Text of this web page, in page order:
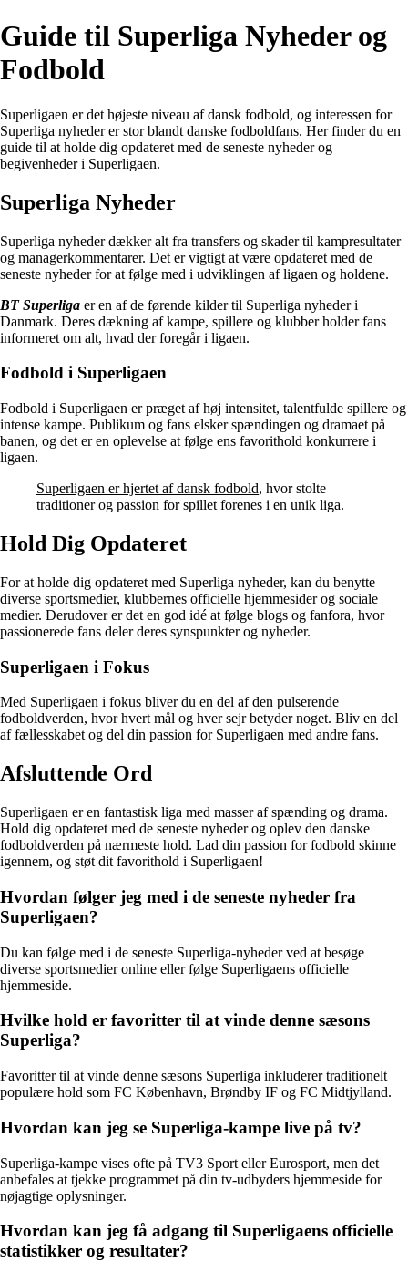
Guide til Superliga Nyheder og
Fodbold
Superligaen er det højeste niveau af dansk fodbold, og interessen for
Superliga nyheder er stor blandt danske fodboldfans. Her finder du en
guide til at holde dig opdateret med de seneste nyheder og
begivenheder i Superligaen.
Superliga Nyheder
Superliga nyheder dækker alt fra transfers og skader til kampresultater
og managerkommentarer. Det er vigtigt at være opdateret med de
seneste nyheder for at følge med i udviklingen af ligaen og holdene.
BT Superliga er en af de førende kilder til Superliga nyheder i
Danmark. Deres dækning af kampe, spillere og klubber holder fans
informeret om alt, hvad der foregår i ligaen.
Fodbold i Superligaen
Fodbold i Superligaen er præget af høj intensitet, talentfulde spillere og
intense kampe. Publikum og fans elsker spændingen og dramaet på
banen, og det er en oplevelse at følge ens favorithold konkurrere i
ligaen.
Superligaen er hjertet af dansk fodbold, hvor stolte
traditioner og passion for spillet forenes i en unik liga.
Hold Dig Opdateret
For at holde dig opdateret med Superliga nyheder, kan du benytte
diverse sportsmedier, klubbernes officielle hjemmesider og sociale
medier. Derudover er det en god idé at følge blogs og fanfora, hvor
passionerede fans deler deres synspunkter og nyheder.
Superligaen i Fokus
Med Superligaen i fokus bliver du en del af den pulserende
fodboldverden, hvor hvert mål og hver sejr betyder noget. Bliv en del
af fællesskabet og del din passion for Superligaen med andre fans.
Afsluttende Ord
Superligaen er en fantastisk liga med masser af spænding og drama.
Hold dig opdateret med de seneste nyheder og oplev den danske
fodboldverden på nærmeste hold. Lad din passion for fodbold skinne
igennem, og støt dit favorithold i Superligaen!
Hvordan følger jeg med i de seneste nyheder fra
Superligaen?
Du kan følge med i de seneste Superliga-nyheder ved at besøge
diverse sportsmedier online eller følge Superligaens officielle
hjemmeside.
Hvilke hold er favoritter til at vinde denne sæsons
Superliga?
Favoritter til at vinde denne sæsons Superliga inkluderer traditionelt
populære hold som FC København, Brøndby IF og FC Midtjylland.
Hvordan kan jeg se Superliga-kampe live på tv?
Superliga-kampe vises ofte på TV3 Sport eller Eurosport, men det
anbefales at tjekke programmet på din tv-udbyders hjemmeside for
nøjagtige oplysninger.
Hvordan kan jeg få adgang til Superligaens officielle
statistikker og resultater?